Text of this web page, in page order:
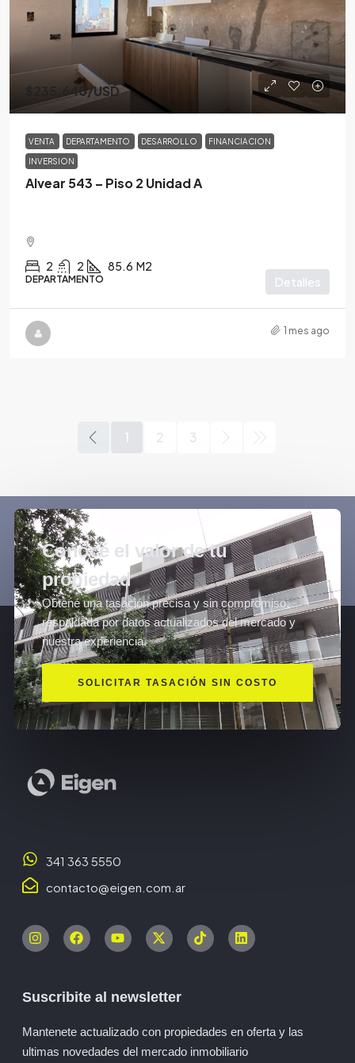
$235,640/USD
VENTA DEPARTAMENTO DESARROLLO FINANCIACION
INVERSION
Alvear 543 – Piso 2 Unidad A
2 2 85.6 M2
DEPARTAMENTO Detalles
1 mes ago
1 2 3
Conocé el valor de tu
propiedad
Obtené una tasación precisa y sin compromiso,
respaldada por datos actualizados del mercado y
nuestra experiencia.
SOLICITAR TASACIÓN SIN COSTO
341 363 5550
contacto@eigen.com.ar
Suscribite al newsletter
Mantenete actualizado con propiedades en oferta y las
ultimas novedades del mercado inmobiliario